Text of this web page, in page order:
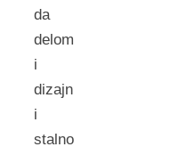
da
delom
i
dizajn
i
stalno